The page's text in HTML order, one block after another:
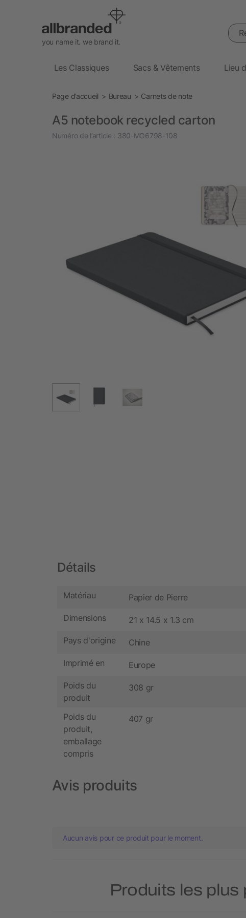
you name it. we brand it.
Les Classiques Sacs & Vêtements Lieu
Page d’accueil Bureau Carnets de note
A5 notebook recycled carton
Numéro de l’article : 380-MO6798-108
Détails
Matériau Papier de Pierre
Dimensions 21 x 14.5 x 1.3 cm
Pays d'origine Chine
Imprimé en Europe
Poids du
produit
308 gr
Poids du
produit,
emballage
compris
407 gr
Avis produits
Aucun avis pour ce produit pour le moment.
Produits les